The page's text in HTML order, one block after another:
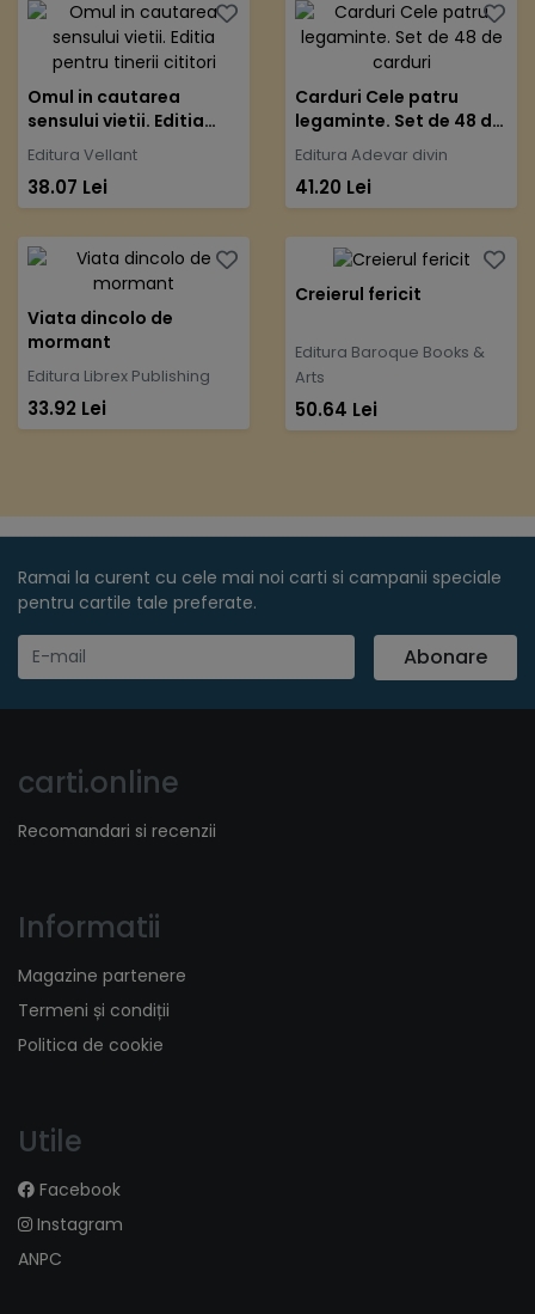
Omul in cautarea
sensului vietii. Editia
pentru tinerii cititori
Editura Vellant
38.07 Lei
Carduri Cele patru
legaminte. Set de 48 de
carduri
Editura Adevar divin
41.20 Lei
Viata dincolo de
mormant
Editura Librex Publishing
33.92 Lei
Creierul fericit
Editura Baroque Books &
Arts
50.64 Lei
Ramai la curent cu cele mai noi carti si campanii speciale
pentru cartile tale preferate.
Abonare
carti.online
Recomandari si recenzii
Informatii
Magazine partenere
Termeni și condiții
Politica de cookie
Utile
Facebook
Instagram
ANPC